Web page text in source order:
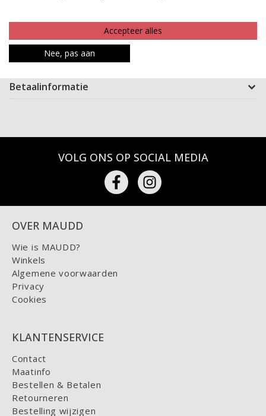
de warmere dagen. Met deze hoed maak je je outfit
helemaal compleet!
Product kenmerken
Betaalinformatie
VOLG ONS OP SOCIAL MEDIA
OVER MAUDD
Wie is MAUDD?
Winkels
Algemene voorwaarden
Privacy
Cookies
KLANTENSERVICE
Contact
Maatinfo
Bestellen & Betalen
Retourneren
Bestelling wijzigen
Accepteer alles
Nee, pas aan